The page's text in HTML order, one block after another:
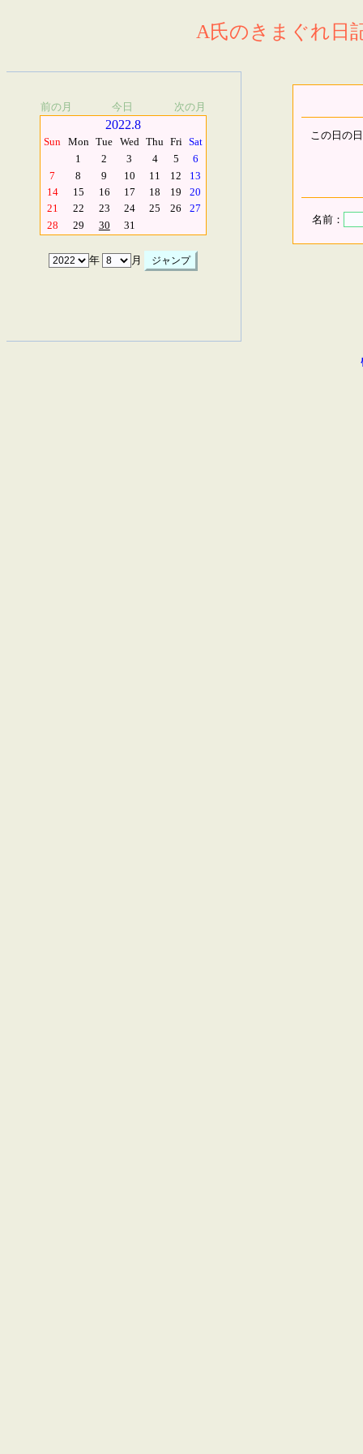
A氏のきまぐれ日
前の月 今日 次の月
2022.8
Sun Mon Tue Wed Thu Fri Sat
1
2 3 4 5
6
7
8 9 10 11 12
13
14
15 16 17 18 19
20
21
22 23 24 25 26
27
28
29 30 31
年 月
この日の
名前：